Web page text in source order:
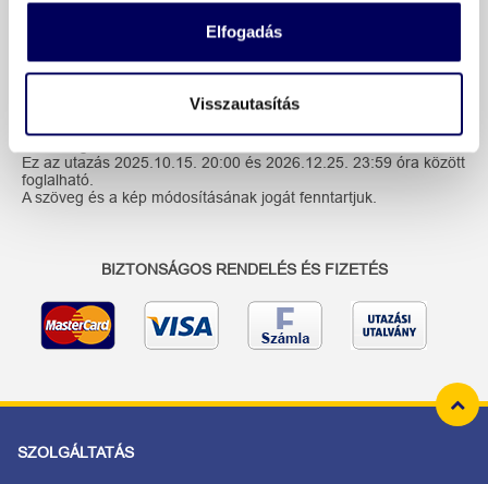
Elfogadás
Visszautasítás
Ez az utazás 2025.10.15. 20:00 és 2026.12.25. 23:59 óra között
foglalható.
A szöveg és a kép módosításának jogát fenntartjuk.
BIZTONSÁGOS RENDELÉS ÉS FIZETÉS
SZOLGÁLTATÁS